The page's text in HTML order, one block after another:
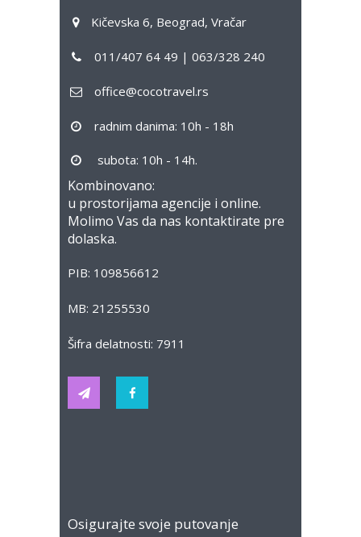
Kičevska 6, Beograd, Vračar
011/407 64 49 | 063/328 240
office@cocotravel.rs
radnim danima: 10h - 18h
subota: 10h - 14h.
Kombinovano:
u prostorijama agencije i online.
Molimo Vas da nas kontaktirate pre
dolaska.
PIB: 109856612
MB: 21255530
Šifra delatnosti: 7911
Osigurajte svoje putovanje